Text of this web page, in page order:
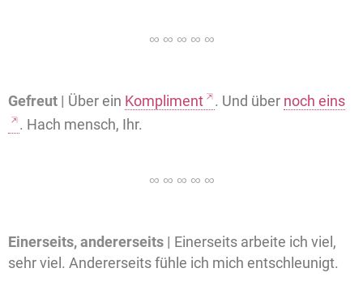
Gefreut | Über ein Kompliment . Und über noch eins
. Hach mensch, Ihr.
Einerseits, andererseits | Einerseits arbeite ich viel,
sehr viel. Andererseits fühle ich mich entschleunigt.